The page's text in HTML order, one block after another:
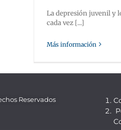
La depresión juvenil y
cada vez [...]
Más información
Reservados